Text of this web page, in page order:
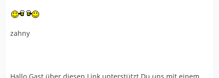
zahny